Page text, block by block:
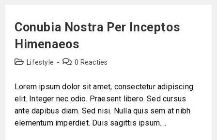
Conubia Nostra Per Inceptos
Himenaeos
Lifestyle 0 Reacties
Lorem ipsum dolor sit amet, consectetur adipiscing
elit. Integer nec odio. Praesent libero. Sed cursus
ante dapibus diam. Sed nisi. Nulla quis sem at nibh
elementum imperdiet. Duis sagittis ipsum.…